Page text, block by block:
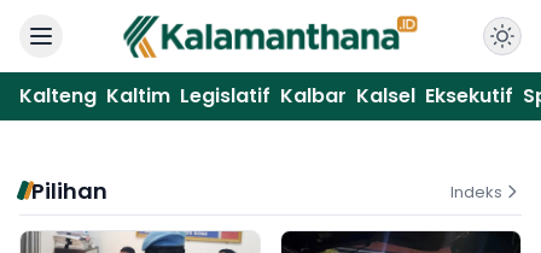
Kalteng Kaltim Legislatif Kalbar Kalsel Eksekutif
Pilihan Indeks